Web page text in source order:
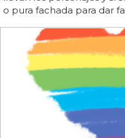
o pura fachada para dar